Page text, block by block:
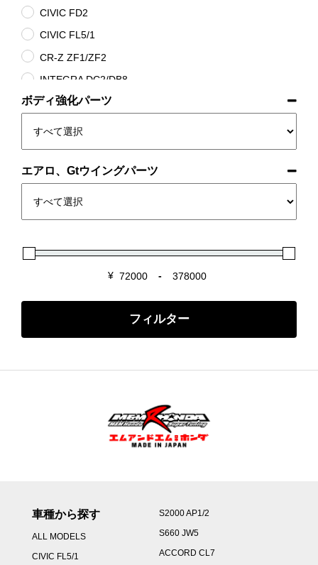
CIVIC FD2
CIVIC FL5/1
CR-Z ZF1/ZF2
INTEGRA DC2/DB8
INTEGRA DC5
S2000 AP1/2
ボディ強化パーツ
エアロ、Gtウイングパーツ
¥ -
フィルター
車種から探す
ALL MODELS
CIVIC FL5/1
S2000 AP1/2
S660 JW5
ACCORD CL7